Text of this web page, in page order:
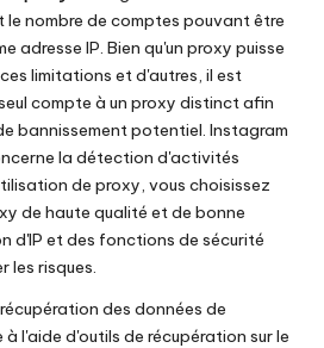
le nombre de comptes pouvant être
adresse IP. Bien qu'un proxy puisse
limitations et d'autres, il est
compte à un proxy distinct afin
bannissement potentiel. Instagram
la détection d'activités
de proxy, vous choisissez
de haute qualité et de bonne
d'IP et des fonctions de sécurité
les risques.
des données de
l'aide d'outils de récupération sur le